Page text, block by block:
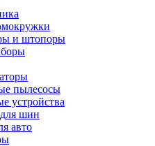
и штопоры
пылесосы
устройства
шин
авто